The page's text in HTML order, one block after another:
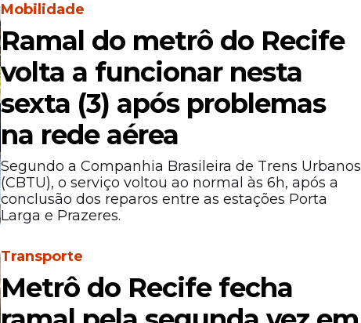
Mobilidade
Ramal do metrô do Recife
volta a funcionar nesta
sexta (3) após problemas
na rede aérea
Segundo a Companhia Brasileira de Trens Urbanos
(CBTU), o serviço voltou ao normal às 6h, após a
conclusão dos reparos entre as estações Porta
Larga e Prazeres.
Transporte
Metrô do Recife fecha